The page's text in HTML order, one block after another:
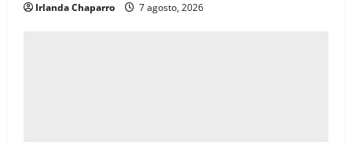
Irlanda Chaparro 7 agosto, 2026